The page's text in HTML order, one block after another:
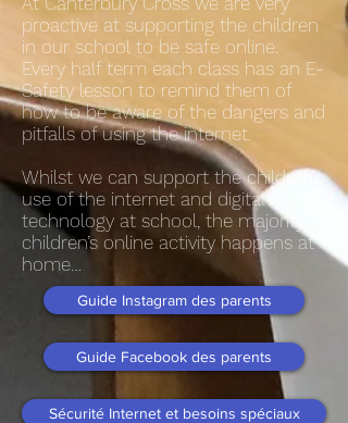
proactive at supporting the children
in our school to be safe online.
Every half term each class has an E-
Safety lesson to remind them of
how to be aware of the dangers and
pitfalls of using the internet.
Whilst we can support the children’s
use of the internet and digital
technology at school, the majority of
children’s online activity happens at
home…
Guide Instagram des parents
Guide Facebook des parents
Sécurité Internet et besoins spéciaux